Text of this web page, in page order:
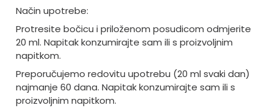
Način upotrebe:
Protresite bočicu i priloženom posudicom odmjerite
20 ml. Napitak konzumirajte sam ili s proizvoljnim
napitkom.
Preporučujemo redovitu upotrebu (20 ml svaki dan)
najmanje 60 dana. Napitak konzumirajte sam ili s
proizvoljnim napitkom.